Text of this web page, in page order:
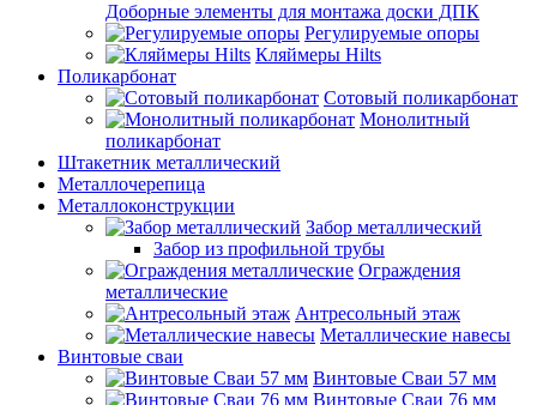
Доборные элементы для монтажа доски ДПК
Регулируемые опоры
Кляймеры Hilts
Поликарбонат
Сотовый поликарбонат
Монолитный
поликарбонат
Штакетник металлический
Металлочерепица
Металлоконструкции
Забор металлический
Забор из профильной трубы
Ограждения
металлические
Антресольный этаж
Металлические навесы
Винтовые сваи
Винтовые Сваи 57 мм
Винтовые Сваи 76 мм